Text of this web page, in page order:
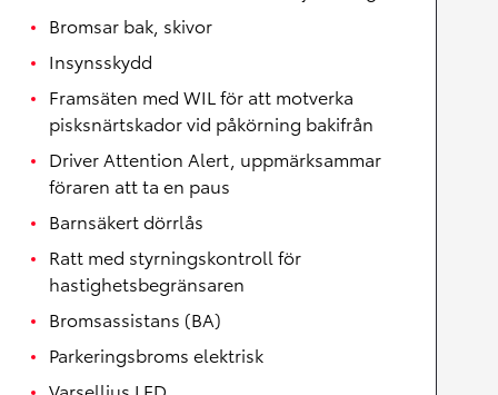
Bromsar bak, skivor
Insynsskydd
Framsäten med WIL för att motverka
pisksnärtskador vid påkörning bakifrån
Driver Attention Alert, uppmärksammar
föraren att ta en paus
Barnsäkert dörrlås
Ratt med styrningskontroll för
hastighetsbegränsaren
Bromsassistans (BA)
Parkeringsbroms elektrisk